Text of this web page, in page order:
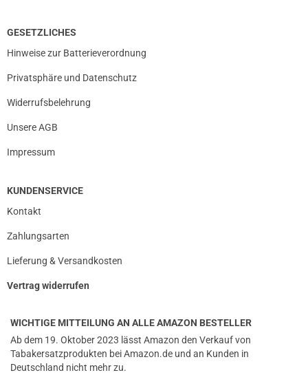
GESETZLICHES
Hinweise zur Batterieverordnung
Privatsphäre und Datenschutz
Widerrufsbelehrung
Unsere AGB
Impressum
KUNDENSERVICE
Kontakt
Zahlungsarten
Lieferung & Versandkosten
Vertrag widerrufen
WICHTIGE MITTEILUNG AN ALLE AMAZON BESTELLER
Ab dem 19. Oktober 2023 lässt Amazon den Verkauf von
Tabakersatzprodukten bei Amazon.de und an Kunden in
Deutschland nicht mehr zu.